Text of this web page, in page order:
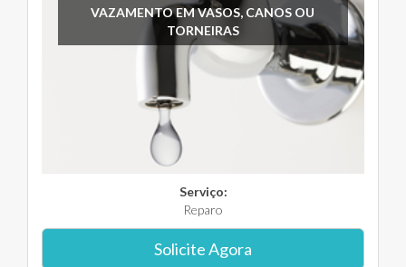
VAZAMENTO EM VASOS, CANOS OU
TORNEIRAS
Serviço:
Reparo
Solicite Agora